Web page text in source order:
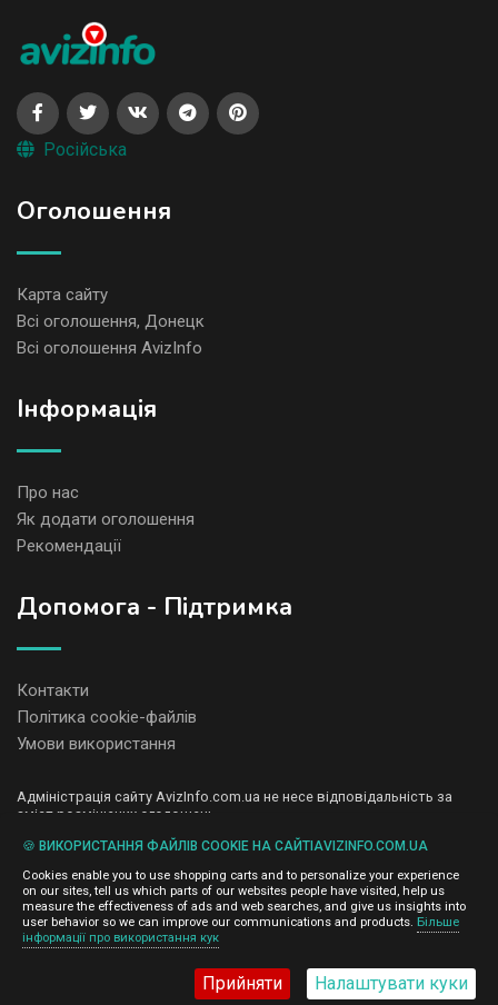
Російська
Оголошення
Карта сайту
Всі оголошення, Донецк
Всі оголошення AvizInfo
Iнформація
Про нас
Як додати оголошення
Рекомендації
Допомога - Підтримка
Контакти
Політика cookie-файлів
Умови використання
Адміністрація сайту AvizInfo.com.ua не несе відповідальність за
зміст розміщених оголошень.
і не продаємо особисту інформацію зареєстрованих користувачів
AvizInfo.com.ua третім особам. Ми не відповідаємо за правила
конфіденційності сайтів на які посилається AvizInfo.com.ua. На
деяких сторінках нашого сайту представлена реклама Google
Adsense Advertising Network. Щоб дізнатися детальніше про
правила конфіденційності Google
🍪 ВИКОРИСТАННЯ ФАЙЛІВ COOKIE НА САЙТІAVIZINFO.COM.UA
Cookies enable you to use shopping carts and to personalize your experience
on our sites, tell us which parts of our websites people have visited, help us
measure the effectiveness of ads and web searches, and give us insights into
user behavior so we can improve our communications and products. Більше
інформації про використання кук
Прийняти Налаштувати куки